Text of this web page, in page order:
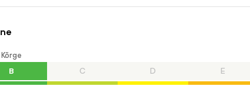
Kõrge
B C D E